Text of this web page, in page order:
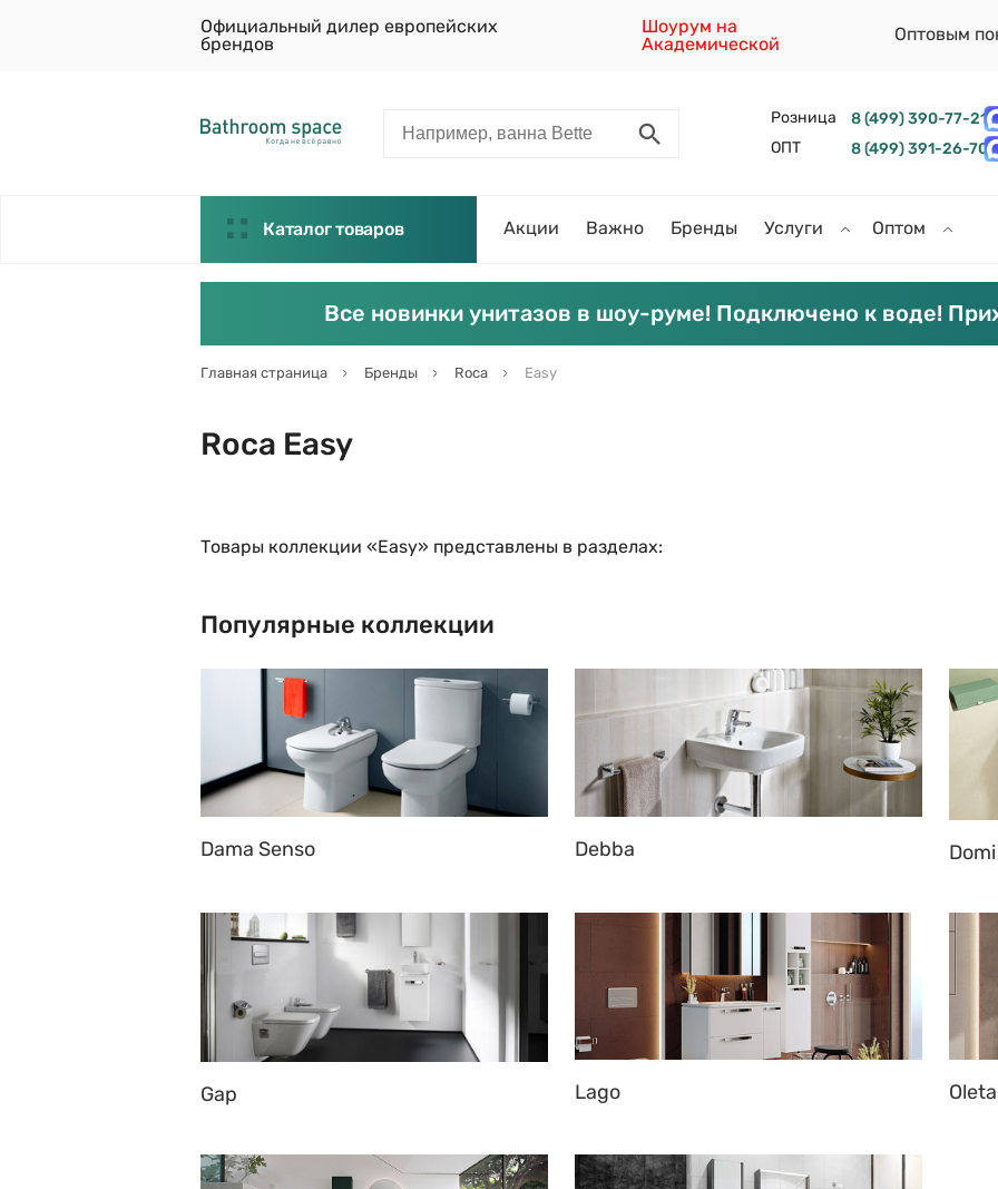
Официальный дилер европейских
брендов
Шоурум на
Академической
Оптовым
Розница 8 (499) 390-77-21
ОПТ
8 (499) 391-26-70
Каталог товаров Акции Важно Бренды Услуги Оптом
Все новинки унитазов в шоу-руме! Подключено к воде!
Главная страница Бренды Roca Easy
Roca Easy
Товары коллекции «Easy» представлены в разделах:
Популярные коллекции
Dama Senso Debba Domi
Gap Lago Oleta